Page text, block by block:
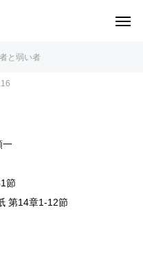
と弱い者
一
節
第14章1-12節